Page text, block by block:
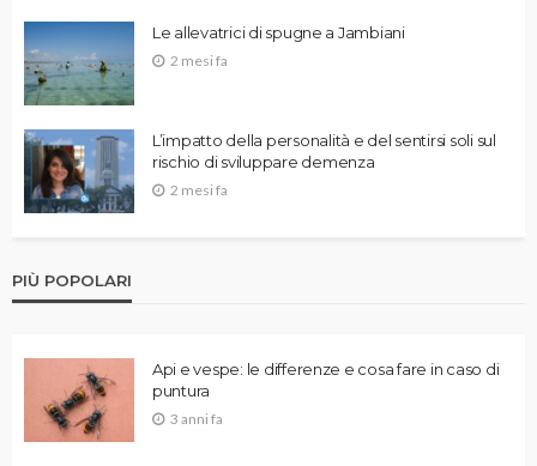
Le allevatrici di spugne a Jambiani
2 mesi fa
L’impatto della personalità e del sentirsi soli sul
rischio di sviluppare demenza
2 mesi fa
PIÙ POPOLARI
Api e vespe: le differenze e cosa fare in caso di
puntura
3 anni fa